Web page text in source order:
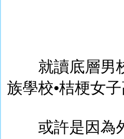
就讀底層男校
族學校•桔梗女
或許是因為外